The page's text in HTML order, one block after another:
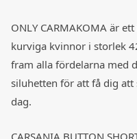
ONLY CARMAKOMA är
kurviga kvinnor i storlek
fram alla fördelarna med
siluhetten för att få dig att
dag.
CARSANIA BUTTON